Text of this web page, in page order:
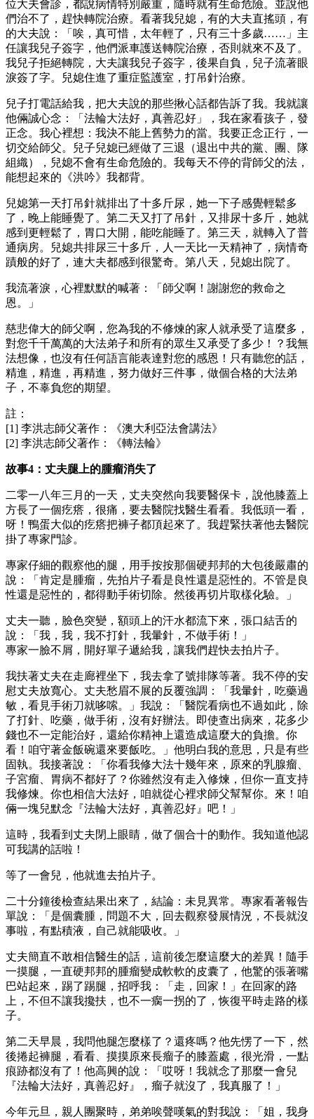
位大夫會診，都說病情特別嚴重，隨時就有生命危險。並說他
們治不了，趕快轉院治療。看著我兒媳，有的大夫直搖頭，有
的大夫說：「唉，真可惜，太年輕了，只有三十多歲……」主
任讓我兒子簽字，他們派車護送轉院治療，否則就來不及了。
我兒子拒絕轉院，大夫讓我兒子簽字，後果自負，兒子流著眼
淚簽了字。兒媳住進了重症監護室，打吊針治療。
兒子打電話給我，把大夫說的那些揪心話都告訴了我。我就讓
他倆誠心念：「法輪大法好，真善忍好」，我在家看孩子，發
正念。我心裡想：我決不能上舊勢力的當。我要正念正行，一
切交給師父。兒子兒媳已經做了三退（退出中共的黨、團、隊
組織），兒媳不會有生命危險的。我每天不停的背師父的法，
能想起來的《洪吟》我都背。
兒媳第一天打吊針就排出了十多斤尿，她一下子感覺輕鬆多
了，晚上能睡覺了。第二天又打了吊針，又排尿十多斤，她就
感到更輕鬆了，胃口大開，能吃能睡了。第三天，就轉入了普
通病房。兒媳共排尿三十多斤，人一天比一天精神了，病情奇
蹟般的好了，連大夫都感到很驚奇。第八天，兒媳出院了。
我流著淚，心裡默默的喊著：「師父啊！謝謝您的救命之
恩。」
慈悲偉大的師父啊，您為我的不修煉的家人就承受了這麼多，
對您千千萬萬的大法弟子和所有的眾生又承受了多少！？我無
法想像，也沒有任何語言能表達對您的感恩！只有聽您的話，
精進，精進，再精進，努力做好三件事，做個合格的大法弟
子，不辜負您的期望。
註：
[1] 李洪志師父著作：《澳大利亞法會講法》
[2] 李洪志師父著作：《轉法輪》
故事4：丈夫腿上的腫瘤消失了
二零一八年三月的一天，丈夫突然向我要醫保卡，說他膝蓋上
方長了一個疙瘩，很痛，要去醫院找醫生看看。我低頭一看，
呀！鴨蛋大似的疙瘩把褲子都頂起來了。我趕緊扶著他去醫院
掛了專家門診。
專家仔細的觀察他的腿，用手按按那個硬邦邦的大包後嚴肅的
說：「肯定是腫瘤，先拍片子看是良性還是惡性的。不管是良
性還是惡性的，都得動手術切除。然後再切片取樣化驗。」
丈夫一聽，臉色突變，額頭上的汗水都流下來，張口結舌的
說：「我，我，我不打針，我暈針，不做手術！」
專家一臉不屑，開好單子遞給我，讓我們趕快去拍片子。
我扶著丈夫在走廊裡坐下，我去拿了號排隊等著。我不停的安
慰丈夫放寬心。丈夫愁眉不展的反覆強調：「我暈針，吃藥過
敏，看見手術刀就哆嗦。」我說：「醫院看病也不過如此，除
了打針、吃藥，做手術，沒有好辦法。即使查出病來，花多少
錢也不一定能治好，還給你精神上還造成這麼大的負擔。你
看！咱守著金飯碗還來要飯吃。」他明白我的意思，只是有些
固執。我接著說：「你看我修大法十幾年來，原來的乳腺瘤、
子宮瘤、胃病不都好了？你雖然沒有走入修煉，但你一直支持
我修煉。你也相信大法好，咱就從心裡求師父幫幫你。來！咱
倆一塊兒默念『法輪大法好，真善忍好』吧！」
這時，我看到丈夫閉上眼睛，做了個合十的動作。我知道他認
可我講的話啦！
等了一會兒，他就進去拍片子。
二十分鐘後檢查結果出來了，結論：未見異常。專家看著報告
單說：「是個囊腫，問題不大，回去觀察發展情況，不長就沒
事啦，有點積液，自己就能吸收。」
丈夫簡直不敢相信醫生的話，這前後怎麼這麼大的差異！隨手
一摸腿，一直硬邦邦的腫瘤變成軟軟的皮囊了，他驚的張著嘴
巴站起來，踢了踢腿，招呼我：「走，回家！」在回家的路
上，不但不讓我攙扶，也不一瘸一拐的了，恢復平時走路的樣
子。
第二天早晨，我問他腿怎麼樣了？還疼嗎？他先愣了一下，然
後捲起褲腿，看看、摸摸原來長瘤子的膝蓋處，很光滑，一點
痕跡都沒有了！他高興的說：「哎呀！我就念了那麼一會兒
『法輪大法好，真善忍好』，瘤子就沒了，我真服了！」
今年元旦，親人團聚時，弟弟唉聲嘆氣的對我說：「姐，我身